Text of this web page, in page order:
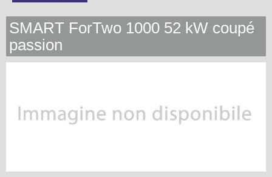
SMART ForTwo 1000 52 kW coupé
passion